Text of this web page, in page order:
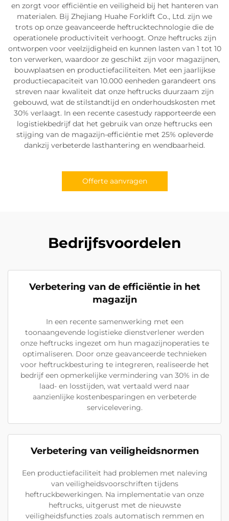
en zorgt voor efficiëntie en veiligheid bij het hanteren van
materialen. Bij Zhejiang Huahe Forklift Co., Ltd. zijn we
trots op onze geavanceerde heftrucktechnologie die de
operationele productiviteit verhoogt. Onze heftrucks zijn
ontworpen voor veelzijdigheid en kunnen lasten van 1 tot 10
ton verwerken, waardoor ze geschikt zijn voor magazijnen,
bouwplaatsen en productiefaciliteiten. Met een jaarlijkse
productiecapaciteit van 10.000 eenheden garandeert ons
streven naar kwaliteit dat onze heftrucks duurzaam zijn
gebouwd, wat de stilstandtijd en onderhoudskosten met
30% verlaagt. In een recente casestudy rapporteerde een
logistiekbedrijf dat het gebruik van onze heftrucks een
stijging van de magazijn-efficiëntie met 25% opleverde
dankzij verbeterde lasthantering en wendbaarheid.
Offerte aanvragen
Bedrijfsvoordelen
Verbetering van de efficiëntie in het
magazijn
In een recente samenwerking met een
toonaangevende logistieke dienstverlener werden
onze heftrucks ingezet om hun magazijnoperaties te
optimaliseren. Door onze geavanceerde technieken
voor heftruckbesturing te integreren, realiseerde het
bedrijf een opmerkelijke vermindering van 30% in de
laad- en losstijden, wat vertaald werd naar
aanzienlijke kostenbesparingen en verbeterde
servicelevering.
Verbetering van veiligheidsnormen
Een productiefaciliteit had problemen met naleving
van veiligheidsvoorschriften tijdens
heftruckbewerkingen. Na implementatie van onze
heftrucks, uitgerust met de nieuwste
veiligheidsfuncties zoals automatisch remmen en